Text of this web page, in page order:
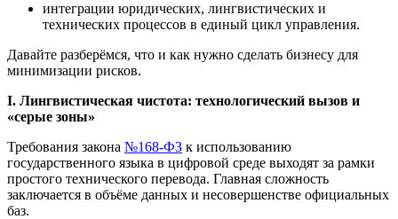
интеграции юридических, лингвистических и
технических процессов в единый цикл управления.
Давайте разберёмся, что и как нужно сделать бизнесу для
минимизации рисков.
I. Лингвистическая чистота: технологический вызов и
«серые зоны»
Требования закона №168-ФЗ к использованию
государственного языка в цифровой среде выходят за рамки
простого технического перевода. Главная сложность
заключается в объёме данных и несовершенстве официальных
баз.